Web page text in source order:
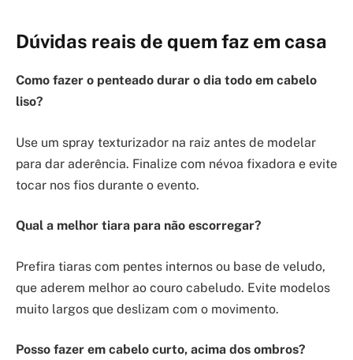
Dúvidas reais de quem faz em casa
Como fazer o penteado durar o dia todo em cabelo
liso?
Use um spray texturizador na raiz antes de modelar
para dar aderência. Finalize com névoa fixadora e evite
tocar nos fios durante o evento.
Qual a melhor tiara para não escorregar?
Prefira tiaras com pentes internos ou base de veludo,
que aderem melhor ao couro cabeludo. Evite modelos
muito largos que deslizam com o movimento.
Posso fazer em cabelo curto, acima dos ombros?